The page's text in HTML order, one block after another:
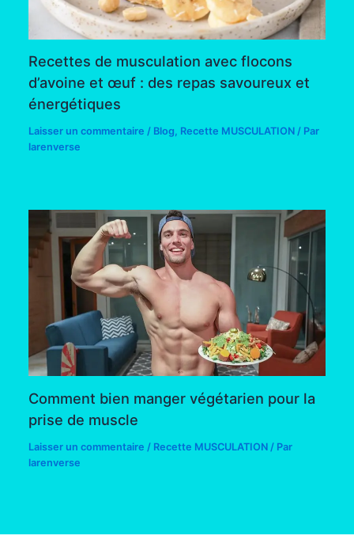
Recettes de musculation avec flocons
d’avoine et œuf : des repas savoureux et
énergétiques
Laisser un commentaire / Blog, Recette MUSCULATION / Par
larenverse
Comment bien manger végétarien pour la
prise de muscle
Laisser un commentaire / Recette MUSCULATION / Par
larenverse